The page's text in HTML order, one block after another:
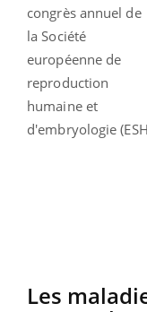
congrès annuel de
la Société
européenne de
reproduction
humaine et
d'embryologie
Les